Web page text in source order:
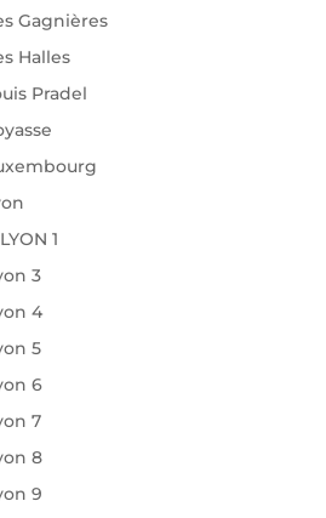
Gagnières
Halles
Pradel
1
3
4
5
6
7
8
9